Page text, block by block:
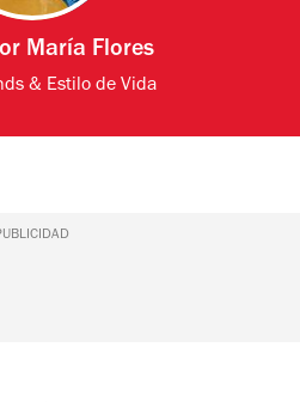
María Flores
& Estilo de Vida